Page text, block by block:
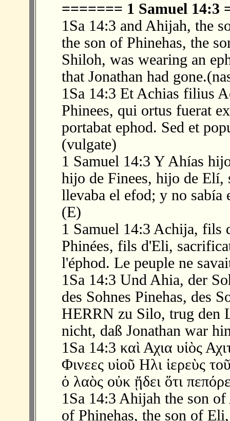
======= 1 Samuel 14:3
1Sa 14:3 and Ahijah, the
the son of Phinehas, the
Shiloh, was wearing an
that Jonathan had
1Sa 14:3 Et Achias filius
Phinees, qui ortus fuerat
portabat ephod. Sed et
(vulgate)
1 Samuel 14:3 Y Ahías
hijo de Finees, hijo de Elí,
llevaba el efod; y no sabía
(E)
1 Samuel 14:3 Achija,
Phinées, fils d'Eli,
l'éphod. Le peuple ne
1Sa 14:3 Und Ahia, der
des Sohnes Pinehas, des
HERRN zu Silo, trug den
nicht, daß Jonathan war
1Sa 14:3 καὶ Αχια υἱὸς
Φινεες υἱοῦ Ηλι ἱερεὺς
ὁ λαὸς οὐκ ᾔδει ὅτι
1Sa 14:3 Ahijah the son
of Phinehas, the son of